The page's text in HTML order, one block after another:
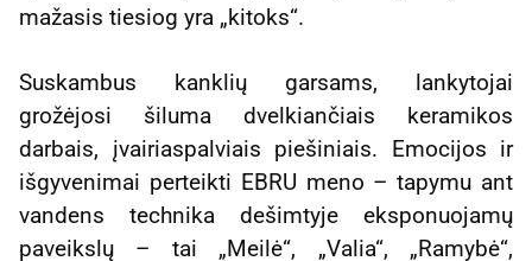
mažasis tiesiog yra „kitoks“.
Suskambus kanklių garsams, lankytojai
grožėjosi šiluma dvelkiančiais keramikos
darbais, įvairiaspalviais piešiniais. Emocijos ir
išgyvenimai perteikti EBRU meno – tapymu ant
vandens technika dešimtyje eksponuojamų
paveikslų – tai „Meilė“, „Valia“, „Ramybė“,